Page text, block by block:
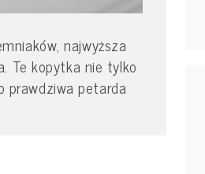
najwyższa
Te kopytka nie tylko
prawdziwa petarda